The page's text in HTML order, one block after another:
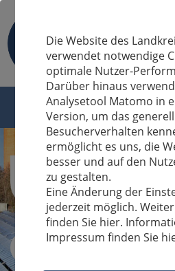
Sucheingabe
Die Website des
verwendet notwendige
optimale Nutzer-
Darüber hinaus
Analysetool Matomo in
Version, um das
Besucherverhalten
ermöglicht es uns, die
besser und auf den
zu gestalten.
Eine Änderung der
jederzeit möglich.
finden Sie hier.
Impressum finden Sie